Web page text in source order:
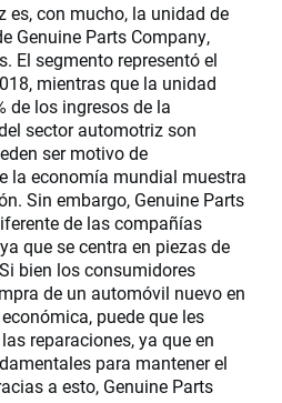
es, con mucho, la unidad de
Genuine Parts Company,
El segmento representó el
mientras que la unidad
de los ingresos de la
sector automotriz son
ser motivo de
la economía mundial muestra
Sin embargo, Genuine Parts
de las compañías
que se centra en piezas de
bien los consumidores
de un automóvil nuevo en
puede que les
reparaciones, ya que en
para mantener el
a esto, Genuine Parts